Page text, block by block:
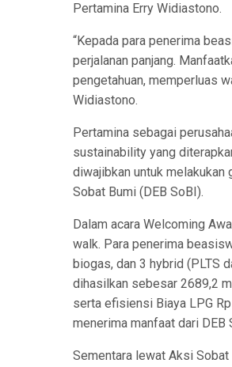
Pertamina Erry Widiastono.
“Kepada para penerima
perjalanan panjang.
pengetahuan, memperluas
Widiastono.
Pertamina sebagai
sustainability yang
diwajibkan untuk
Sobat Bumi (DEB SoBI).
Dalam acara Welcoming
walk. Para penerima
biogas, dan 3 hybrid (PLTS
dihasilkan sebesar 2689,2
serta efisiensi Biaya LPG
menerima manfaat dari DEB
Sementara lewat Aksi